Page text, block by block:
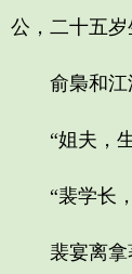
公，二十五岁
俞梟和
“姐夫，
“裴学长
裴宴离